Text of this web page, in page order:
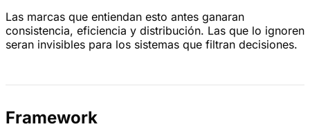
Las marcas que entiendan esto antes ganaran
consistencia, eficiencia y distribución. Las que lo ignoren
seran invisibles para los sistemas que filtran decisiones.
Framework